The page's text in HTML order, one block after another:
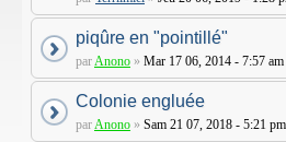
piqûre en "pointillé"
parAnono » Mar 17 06, 2014 - 7:57 am
Colonie engluée
parAnono » Sam 21 07, 2018 - 5:21 pm